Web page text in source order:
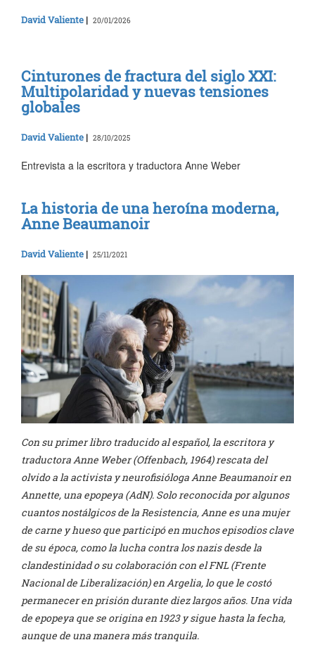
David Valiente | 20/01/2026
Cinturones de fractura del siglo XXI:
Multipolaridad y nuevas tensiones
globales
David Valiente | 28/10/2025
Entrevista a la escritora y traductora Anne Weber
La historia de una heroína moderna,
Anne Beaumanoir
David Valiente | 25/11/2021
Con su primer libro traducido al español, la escritora y
traductora Anne Weber (Offenbach, 1964) rescata del
olvido a la activista y neurofisióloga Anne Beaumanoir en
Annette, una epopeya (AdN). Solo reconocida por algunos
cuantos nostálgicos de la Resistencia, Anne es una mujer
de carne y hueso que participó en muchos episodios clave
de su época, como la lucha contra los nazis desde la
clandestinidad o su colaboración con el FNL (Frente
Nacional de Liberalización) en Argelia, lo que le costó
permanecer en prisión durante diez largos años. Una vida
de epopeya que se origina en 1923 y sigue hasta la fecha,
aunque de una manera más tranquila.